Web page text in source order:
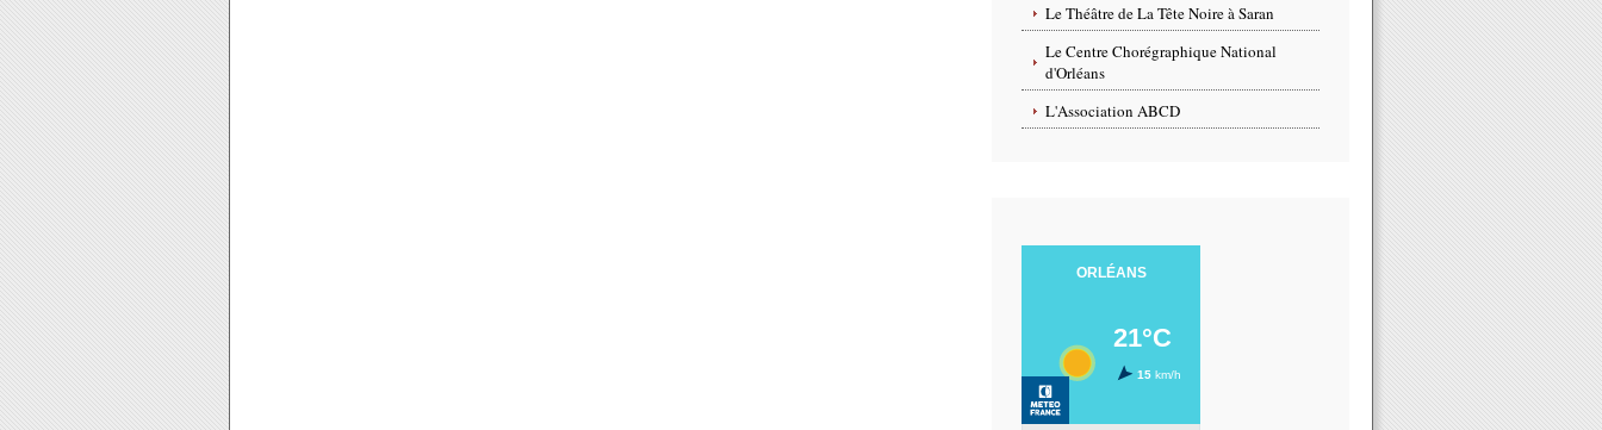
Le Théâtre de La Tête Noire à Saran
Le Centre Chorégraphique National
d'Orléans
L'Association ABCD